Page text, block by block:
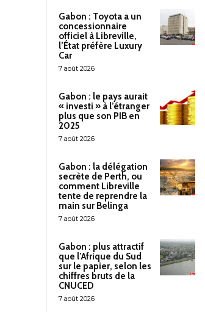
Gabon : Toyota a un
concessionnaire
officiel à Libreville,
l’État préfère Luxury
Car
7 août 2026
Gabon : le pays aurait
« investi » à l’étranger
plus que son PIB en
2025
7 août 2026
Gabon : la délégation
secrète de Perth, ou
comment Libreville
tente de reprendre la
main sur Belinga
7 août 2026
Gabon : plus attractif
que l’Afrique du Sud
sur le papier, selon les
chiffres bruts de la
CNUCED
7 août 2026